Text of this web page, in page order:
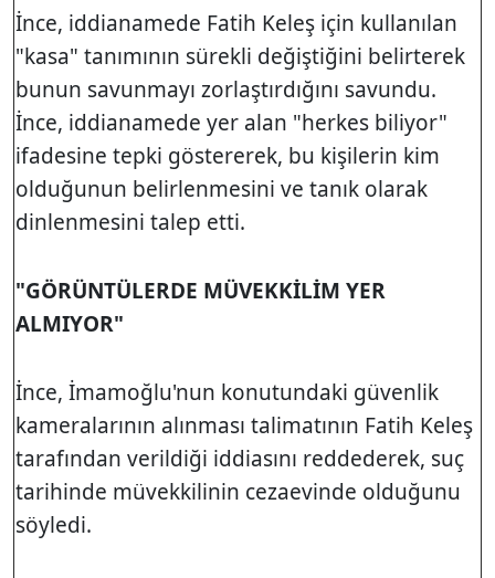
İnce, iddianamede Fatih Keleş için kullanılan
"kasa" tanımının sürekli değiştiğini belirterek
bunun savunmayı zorlaştırdığını savundu.
İnce, iddianamede yer alan "herkes biliyor"
ifadesine tepki göstererek, bu kişilerin kim
olduğunun belirlenmesini ve tanık olarak
dinlenmesini talep etti.
"GÖRÜNTÜLERDE MÜVEKKİLİM YER
ALMIYOR"
İnce, İmamoğlu'nun konutundaki güvenlik
kameralarının alınması talimatının Fatih Keleş
tarafından verildiği iddiasını reddederek, suç
tarihinde müvekkilinin cezaevinde olduğunu
söyledi.